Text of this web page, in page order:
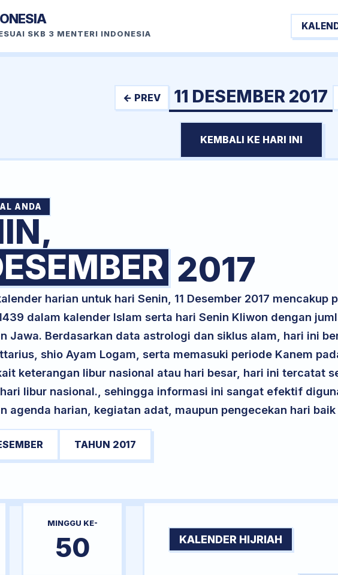
SKB 3 MENTERI INDONESIA
← PREV 11 DESEMBER 2017
KEMBALI KE HARI INI
ANDA
2017
harian untuk hari Senin, 11 Desember 2017 mencakup
dalam kalender Islam serta hari Senin Kliwon dengan
Jawa. Berdasarkan data astrologi dan siklus alam, hari ini
shio Ayam Logam, serta memasuki periode Kanem
keterangan libur nasional atau hari besar, hari ini tercatat
libur nasional., sehingga informasi ini sangat efektif
agenda harian, kegiatan adat, maupun pengecekan hari
TAHUN 2017
MINGGU KE-
50 KALENDER HIJRIAH